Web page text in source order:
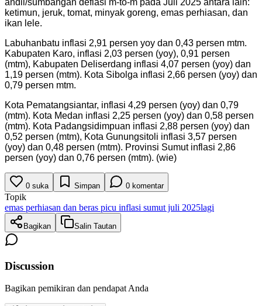
ketimun, jeruk, tomat, minyak goreng, emas perhiasan, dan
ikan lele.
Labuhanbatu inflasi 2,91 persen yoy dan 0,43 persen mtm.
Kabupaten Karo, inflasi 2,03 persen (yoy), 0,91 persen
(mtm), Kabupaten Deliserdang inflasi 4,07 persen (yoy) dan
1,19 persen (mtm). Kota Sibolga inflasi 2,66 persen (yoy) dan
0,79 persen mtm.
Kota Pematangsiantar, inflasi 4,29 persen (yoy) dan 0,79
(mtm). Kota Medan inflasi 2,25 persen (yoy) dan 0,58 persen
(mtm). Kota Padangsidimpuan inflasi 2,88 persen (yoy) dan
0,52 persen (mtm), Kota Gunungsitoli inflasi 3,57 persen
(yoy) dan 0,48 persen (mtm). Provinsi Sumut inflasi 2,86
persen (yoy) dan 0,76 persen (mtm). (wie)
0 suka Simpan 0 komentar
Topik
emas perhiasan dan beras picu inflasi sumut juli 2025lagi
Bagikan Salin Tautan
Discussion
Bagikan pemikiran dan pendapat Anda